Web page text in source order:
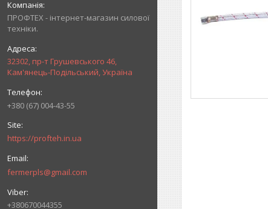
ПРОФТЕХ - інтернет-магазин силової
техніки.
32302, пр-т Грушевського 46,
Кам'янець-Подільський, Україна
+380 (67) 004-43-55
https://profteh.in.ua
fermerpls@gmail.com
+380670044355